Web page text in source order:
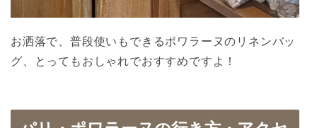
お洒落で、普段使いもできるポワラーヌのリネンバッ
グ、とってもおしゃれでおすすめですよ！